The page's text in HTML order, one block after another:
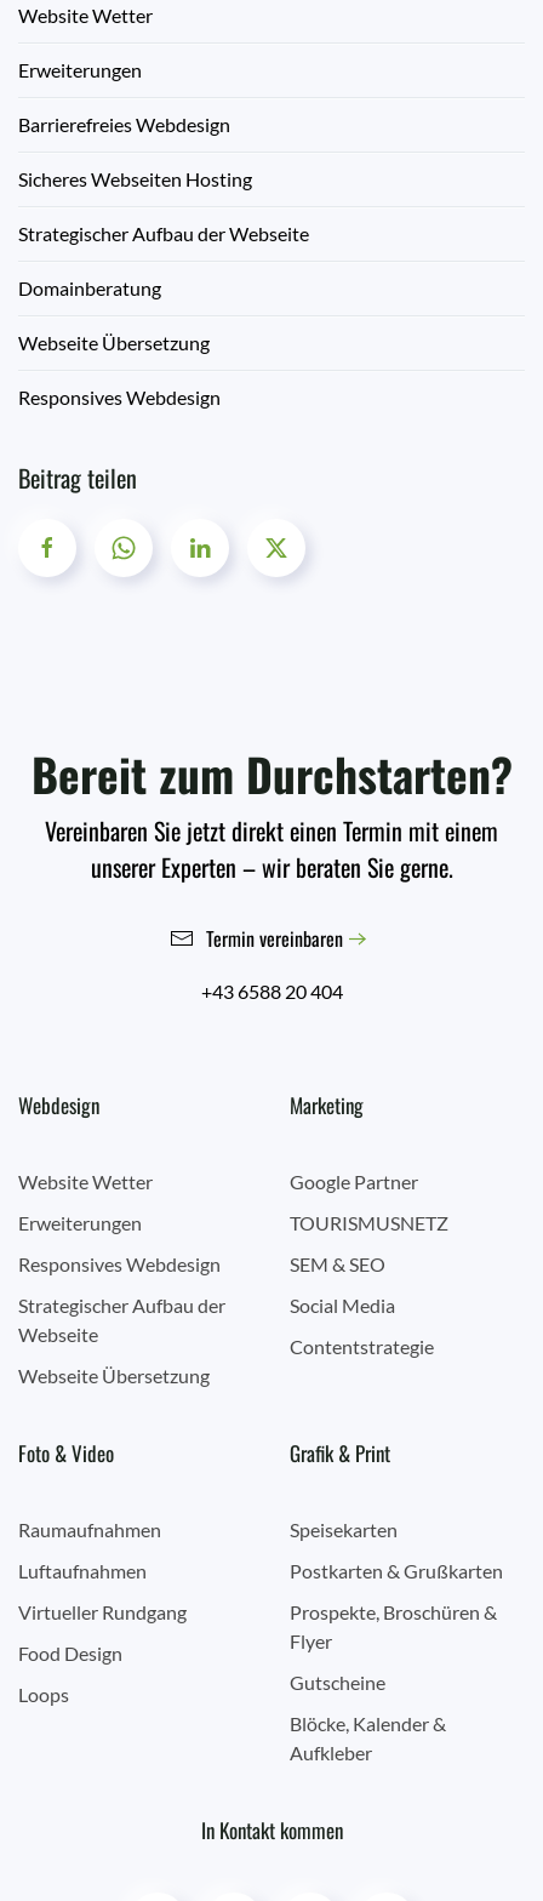
Website Wetter
Erweiterungen
Barrierefreies Webdesign
Sicheres Webseiten Hosting
Strategischer Aufbau der Webseite
Domainberatung
Webseite Übersetzung
Responsives Webdesign
Beitrag teilen
Bereit zum Durchstarten?
Vereinbaren Sie jetzt direkt einen Termin mit einem
unserer Experten – wir beraten Sie gerne.
Termin vereinbaren
+43 6588 20 404
Webdesign
Website Wetter
Erweiterungen
Responsives Webdesign
Strategischer Aufbau der
Webseite
Webseite Übersetzung
Marketing
Google Partner
TOURISMUSNETZ
SEM & SEO
Social Media
Contentstrategie
Foto & Video
Raumaufnahmen
Luftaufnahmen
Virtueller Rundgang
Food Design
Loops
Grafik & Print
Speisekarten
Postkarten & Grußkarten
Prospekte, Broschüren &
Flyer
Gutscheine
Blöcke, Kalender &
Aufkleber
In Kontakt kommen